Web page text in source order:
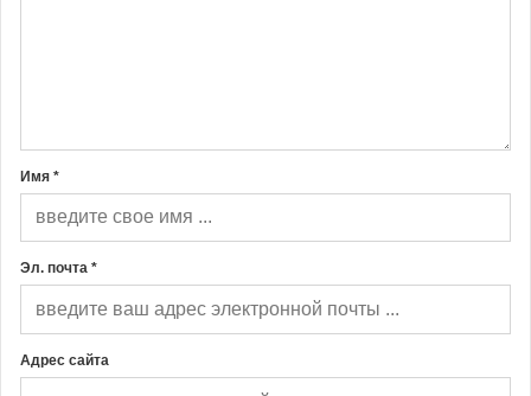
Имя *
Эл. почта *
Адрес сайта